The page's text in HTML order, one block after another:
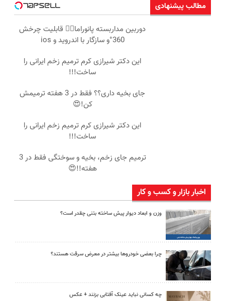
مطالب پیشنهادی
دوربین مداربسته پانوراما👈🏻 قابلیت چرخش
360°و سازگار با اندروید و ios
این دکتر شیرازی کرم ترمیم زخم ایرانی را
ساخت!!!
جای بخیه داری؟؟ فقط در 3 هفته ترمیمش
کن!😍
این دکتر شیرازی کرم ترمیم زخم ایرانی را
ساخت!!!
ترمیم جای زخم، بخیه و سوختگی فقط در 3
هفته!!😍
اخبار بازار و کسب و کار
وزن و ابعاد دیوار پیش ساخته بتنی چقدر است؟
چرا بعضی خودروها بیشتر در معرض سرقت هستند؟
چه کسانی نباید عینک آفتابی بزنند + عکس